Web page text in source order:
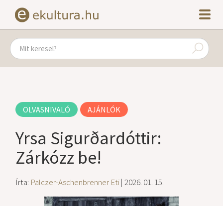
OLVASNIVALÓ AJÁNLÓK
Yrsa Sigurðardóttir:
Zárkózz be!
Írta: Palczer-Aschenbrenner Eti| 2026. 01. 15.